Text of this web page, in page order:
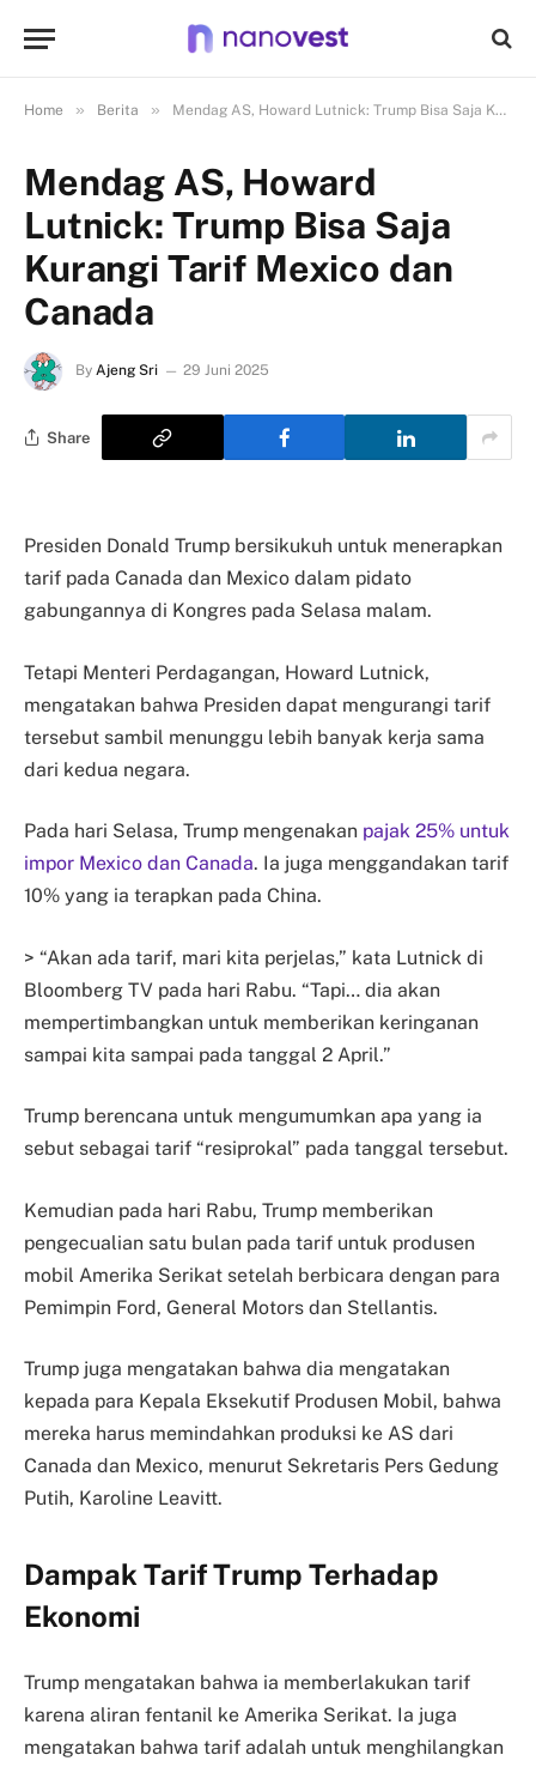
Home » Berita » Mendag AS, Howard Lutnick: Trump Bisa Saja Kurangi Tarif Mexico dan Canada
Mendag AS, Howard
Lutnick: Trump Bisa Saja
Kurangi Tarif Mexico dan
Canada
By Ajeng Sri 29 Juni 2025
Share
Presiden Donald Trump bersikukuh untuk menerapkan
tarif pada Canada dan Mexico dalam pidato
gabungannya di Kongres pada Selasa malam.
Tetapi Menteri Perdagangan, Howard Lutnick,
mengatakan bahwa Presiden dapat mengurangi tarif
tersebut sambil menunggu lebih banyak kerja sama
dari kedua negara.
Pada hari Selasa, Trump mengenakan pajak 25% untuk
impor Mexico dan Canada. Ia juga menggandakan tarif
10% yang ia terapkan pada China.
> “Akan ada tarif, mari kita perjelas,” kata Lutnick di
Bloomberg TV pada hari Rabu. “Tapi… dia akan
mempertimbangkan untuk memberikan keringanan
sampai kita sampai pada tanggal 2 April.”
Trump berencana untuk mengumumkan apa yang ia
sebut sebagai tarif “resiprokal” pada tanggal tersebut.
Kemudian pada hari Rabu, Trump memberikan
pengecualian satu bulan pada tarif untuk produsen
mobil Amerika Serikat setelah berbicara dengan para
Pemimpin Ford, General Motors dan Stellantis.
Trump juga mengatakan bahwa dia mengatakan
kepada para Kepala Eksekutif Produsen Mobil, bahwa
mereka harus memindahkan produksi ke AS dari
Canada dan Mexico, menurut Sekretaris Pers Gedung
Putih, Karoline Leavitt.
Dampak Tarif Trump Terhadap
Ekonomi
Trump mengatakan bahwa ia memberlakukan tarif
karena aliran fentanil ke Amerika Serikat. Ia juga
mengatakan bahwa tarif adalah untuk menghilangkan